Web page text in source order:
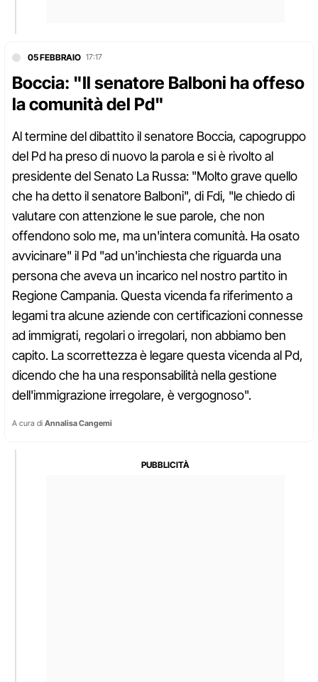
05 FEBBRAIO 17:17
Boccia: "Il senatore Balboni ha offeso
la comunità del Pd"
Al termine del dibattito il senatore Boccia, capogruppo
del Pd ha preso di nuovo la parola e si è rivolto al
presidente del Senato La Russa: "Molto grave quello
che ha detto il senatore Balboni", di Fdi, "le chiedo di
valutare con attenzione le sue parole, che non
offendono solo me, ma un'intera comunità. Ha osato
avvicinare" il Pd "ad un'inchiesta che riguarda una
persona che aveva un incarico nel nostro partito in
Regione Campania. Questa vicenda fa riferimento a
legami tra alcune aziende con certificazioni connesse
ad immigrati, regolari o irregolari, non abbiamo ben
capito. La scorrettezza è legare questa vicenda al Pd,
dicendo che ha una responsabilità nella gestione
dell'immigrazione irregolare, è vergognoso".
A cura di Annalisa Cangemi